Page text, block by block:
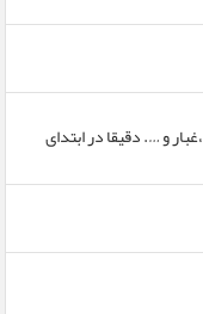
و …. دقیقا در ابتدای